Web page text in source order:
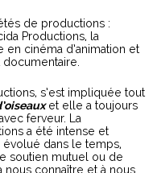
de productions :
Productions, la
cinéma d’animation et
s’est impliquée tout
et elle a toujours
ferveur. La
a été intense et
évolué dans le temps,
soutien mutuel ou de
nous connaître et à nous